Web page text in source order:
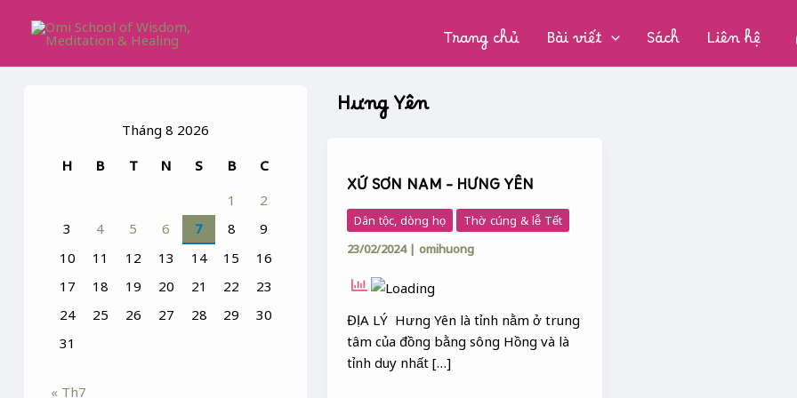
Trang chủ Bài viết Sách Liên hệ
Tháng 8 2026
H
B T N S B
C
1
2
3
4 5 6 7 8
9
10
11 12 13 14 15
16
17
18 19 20 21 22
23
24
25 26 27 28 29
30
31
« Th7
Hưng Yên
XỨ SƠN NAM – HƯNG YÊN
Dân tộc, dòng họ
Thờ cúng & lễ Tết
23/02/2024 |omihuong
ĐỊA LÝ Hưng Yên là tỉnh nằm ở trung
tâm của đồng bằng sông Hồng và là
tỉnh duy nhất […]
NAM
–
HƯNG
YÊN